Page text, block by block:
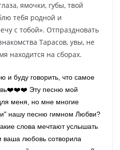
ямочки, губы, твой
тебя родной и
с тобой». Отпраздновать
Тарасов, увы, не
находится на сборах.
и буду говорить, что самое
Эту песню мой
меня, но мне многие
нашу песню гимном Любви?
слова мечтают услышать
любовь сотворила